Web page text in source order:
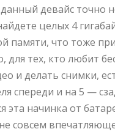
девайс точно
целых 4
памяти, что тоже
для тех, кто любит
и делать снимки,
спереди и на 5 —
эта начинка от
совсем